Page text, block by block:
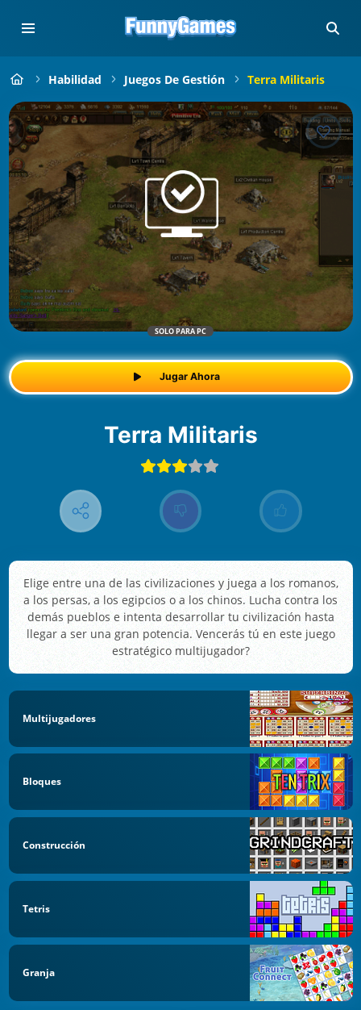
Habilidad Juegos De Gestión Terra Militaris
SOLO PARA PC
Jugar Ahora
Terra Militaris
Elige entre una de las civilizaciones y juega a los romanos,
a los persas, a los egipcios o a los chinos. Lucha contra los
demás pueblos e intenta desarrollar tu civilización hasta
llegar a ser una gran potencia. Vencerás tú en este juego
estratégico multijugador?
Multijugadores
Bloques
Construcción
Tetris
Granja